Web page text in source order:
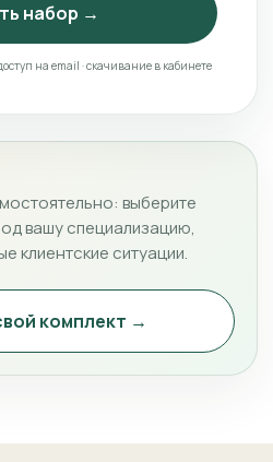
набор →
на email · скачивание в кабинете
выберите
вашу специализацию,
клиентские ситуации.
комплект →